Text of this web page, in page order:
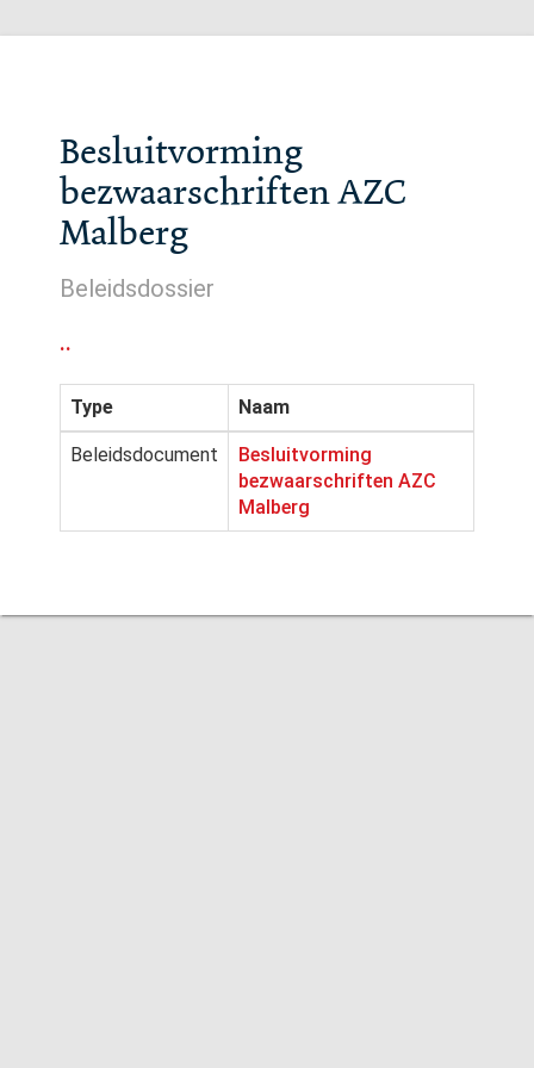
Besluitvorming
bezwaarschriften AZC
Malberg
Beleidsdossier
..
Type Naam
Beleidsdocument
Besluitvorming
bezwaarschriften AZC
Malberg